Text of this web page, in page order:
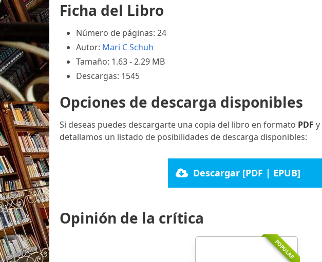
Ficha del Libro
Número de páginas: 24
Autor: Mari C Schuh
Tamaño: 1.63 - 2.29 MB
Descargas: 1545
Opciones de descarga disponibles
Si deseas puedes descargarte una copia del libro en formato PDF y
detallamos un listado de posibilidades de descarga disponibles:
Descargar [PDF | EPUB]
Opinión de la crítica
POPULAR